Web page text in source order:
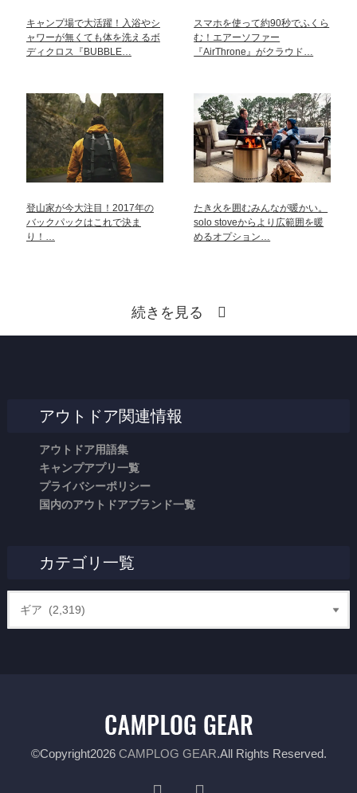
キャンプ場で大活躍！入浴やシ
ャワーが無くても体を洗えるボ
ディクロス『BUBBLE…
スマホを使って約90秒でふくら
む！エアーソファー
『AirThrone』がクラウド…
登山家が今大注目！2017年の
バックパックはこれで決ま
り！…
たき火を囲むみんなが暖かい。
solo stoveからより広範囲を暖
めるオプション…
続きを見る
アウトドア関連情報
アウトドア用語集
キャンプアプリ一覧
プライバシーポリシー
国内のアウトドアブランド一覧
カテゴリ一覧
©Copyright2026 CAMPLOG GEAR.All Rights Reserved.